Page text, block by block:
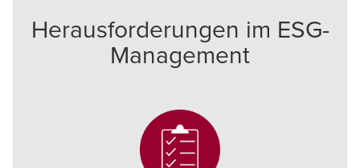
Lieferantendaten, sichern Datenkonsistenz und
unterstützen das Aufgaben- und
Berichtserstellung:KI-basierte Textmodule und
automatisierte Daten-Exports erleichtern die
Erstellung CSRD- und VSME-konformer Berichte
Herausforderungen im ESG-
Management